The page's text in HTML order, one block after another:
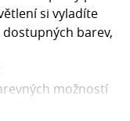
si vyladíte
barev,
možností